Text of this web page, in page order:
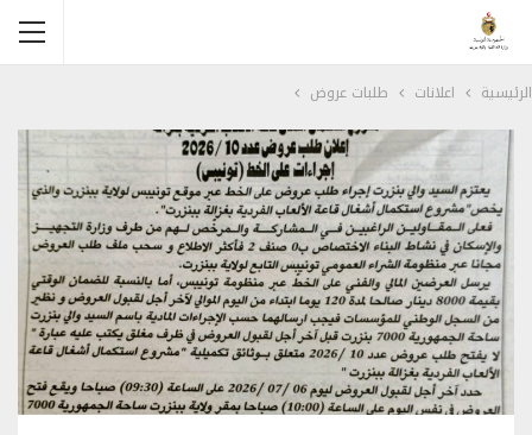
الرئيسية اعلانات طلبات عروض